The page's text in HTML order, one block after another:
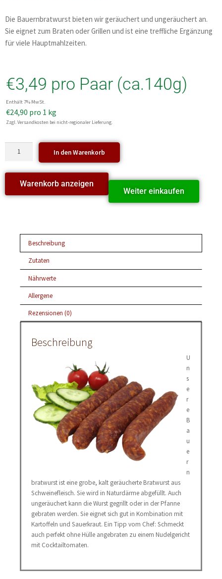
Die Bauernbratwurst bieten wir geräuchert und ungeräuchert an.
Sie eignet zum Braten oder Grillen und ist eine treffliche Ergänzung
für viele Hauptmahlzeiten.
€3,49 pro Paar (ca.140g)
Enthält 7% MwSt.
€24,90 pro 1 kg
Zzgl. Versandkosten bei nicht-regionaler Lieferung.
In den Warenkorb
Warenkorb anzeigen
Weiter einkaufen
Beschreibung
Zutaten
Nährwerte
Allergene
Rezensionen (0)
Beschreibung
U
n
s
e
r
e
B
a
u
e
r
n
bratwurst ist eine grobe, kalt geräucherte Bratwurst aus
Schweinefleisch. Sie wird in Naturdärme abgefüllt. Auch
ungeräuchert kann die Wurst gegrillt oder in der Pfanne
gebraten werden. Sie eignet sich gut in Kombination mit
Kartoffeln und Sauerkraut. Ein Tipp vom Chef: Schmeckt
auch perfekt ohne Hülle angebraten zu einem Nudelgericht
mit Cocktailtomaten.